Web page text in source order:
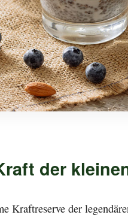
der
Kraftreserve der